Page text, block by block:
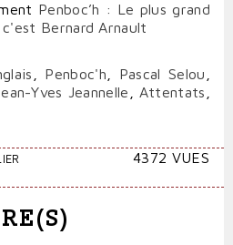
Penboc’h : Le plus grand
Bernard Arnault
Penboc'h Pascal Selou
Yves Jeannelle Attentats
4372 VUES